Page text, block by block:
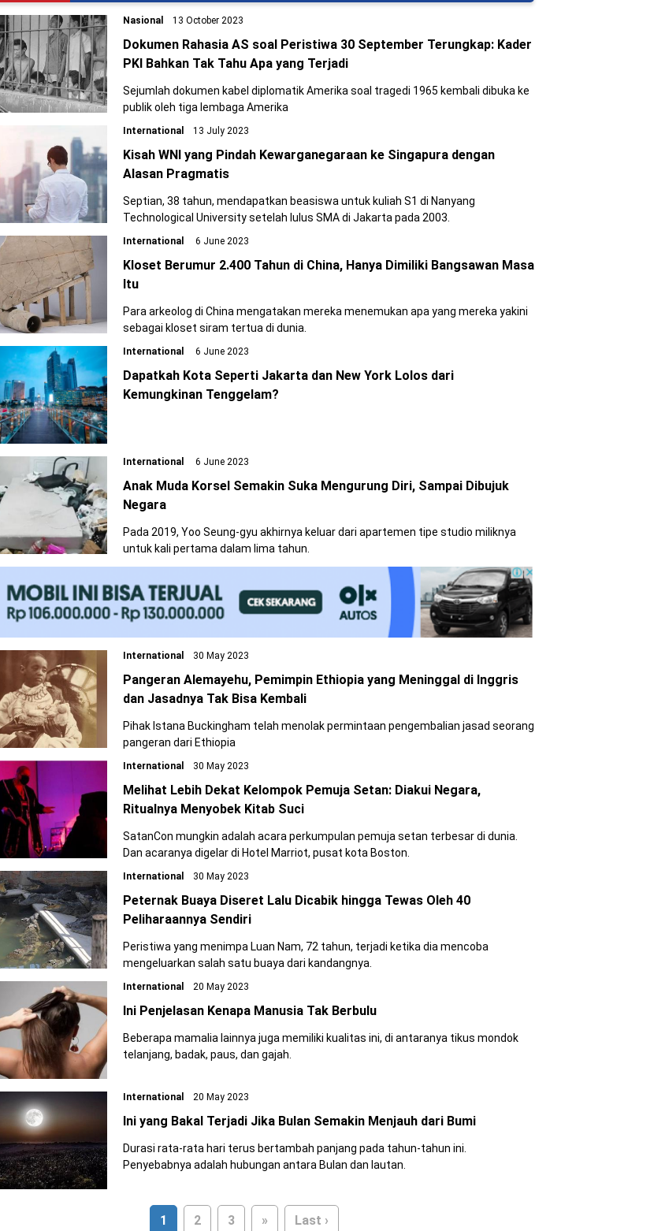
Nasional 13 October 2023
Dokumen Rahasia AS soal Peristiwa 30 September Terungkap: Kader
PKI Bahkan Tak Tahu Apa yang Terjadi
Sejumlah dokumen kabel diplomatik Amerika soal tragedi 1965 kembali dibuka ke
publik oleh tiga lembaga Amerika
International 13 July 2023
Kisah WNI yang Pindah Kewarganegaraan ke Singapura dengan
Alasan Pragmatis
Septian, 38 tahun, mendapatkan beasiswa untuk kuliah S1 di Nanyang
Technological University setelah lulus SMA di Jakarta pada 2003.
International 6 June 2023
Kloset Berumur 2.400 Tahun di China, Hanya Dimiliki Bangsawan Masa
Itu
Para arkeolog di China mengatakan mereka menemukan apa yang mereka yakini
sebagai kloset siram tertua di dunia.
International 6 June 2023
Dapatkah Kota Seperti Jakarta dan New York Lolos dari
Kemungkinan Tenggelam?
International 6 June 2023
Anak Muda Korsel Semakin Suka Mengurung Diri, Sampai Dibujuk
Negara
Pada 2019, Yoo Seung-gyu akhirnya keluar dari apartemen tipe studio miliknya
untuk kali pertama dalam lima tahun.
International 30 May 2023
Pangeran Alemayehu, Pemimpin Ethiopia yang Meninggal di Inggris
dan Jasadnya Tak Bisa Kembali
Pihak Istana Buckingham telah menolak permintaan pengembalian jasad seorang
pangeran dari Ethiopia
International 30 May 2023
Melihat Lebih Dekat Kelompok Pemuja Setan: Diakui Negara,
Ritualnya Menyobek Kitab Suci
SatanCon mungkin adalah acara perkumpulan pemuja setan terbesar di dunia.
Dan acaranya digelar di Hotel Marriot, pusat kota Boston.
International 30 May 2023
Peternak Buaya Diseret Lalu Dicabik hingga Tewas Oleh 40
Peliharaannya Sendiri
Peristiwa yang menimpa Luan Nam, 72 tahun, terjadi ketika dia mencoba
mengeluarkan salah satu buaya dari kandangnya.
International 20 May 2023
Ini Penjelasan Kenapa Manusia Tak Berbulu
Beberapa mamalia lainnya juga memiliki kualitas ini, di antaranya tikus mondok
telanjang, badak, paus, dan gajah.
International 20 May 2023
Ini yang Bakal Terjadi Jika Bulan Semakin Menjauh dari Bumi
Durasi rata-rata hari terus bertambah panjang pada tahun-tahun ini.
Penyebabnya adalah hubungan antara Bulan dan lautan.
1 2 3 » Last ›